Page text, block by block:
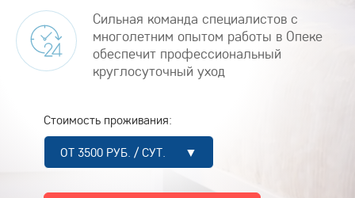
Сильная команда специалистов с
многолетним опытом работы в Опеке
обеспечит профессиональный
круглосуточный уход
Стоимость проживания:
ОТ 3500 РУБ. / СУТ. ▼